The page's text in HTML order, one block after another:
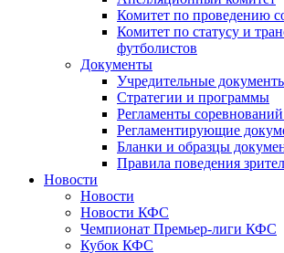
Комитет по проведению
Комитет по статусу и
футболистов
Документы
Учредительные
Стратегии и программы
Регламенты
Регламентирующие
Бланки и образцы
Правила поведения
Новости
Новости
Новости КФС
Чемпионат Премьер-лиги КФС
Кубок КФС